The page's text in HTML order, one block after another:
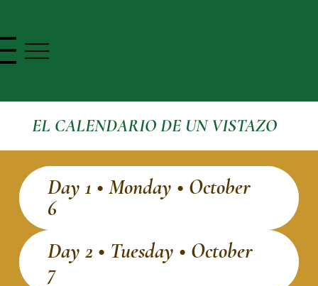
EL CALENDARIO DE UN VISTAZO
Day 1 • Monday • October
6
Day 2 • Tuesday • October
7